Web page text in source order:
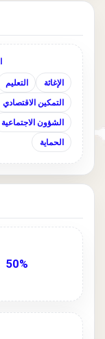
الإغاثة التعليم
التمكين الاقتصادي
الشؤون الاجتماعية
الحماية
50%